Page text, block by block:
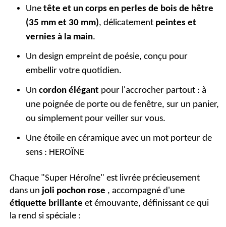
Une tête et un corps en perles de bois de hêtre
(35 mm et 30 mm), délicatement peintes et
vernies à la main.
Un design empreint de poésie, conçu pour
embellir votre quotidien.
Un cordon élégantpour l'accrocher partout : à
une poignée de porte ou de fenêtre, sur un panier,
ou simplement pour veiller sur vous.
Une étoile en céramique avec un mot porteur de
sens : HEROÏNE
Chaque "Super Héroïne" est livrée précieusement
dans un joli pochon rose , accompagné d'une
étiquette brillante et émouvante, définissant ce qui
la rend si spéciale :